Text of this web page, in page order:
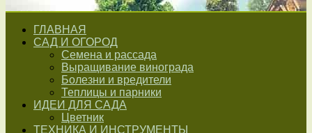
ГЛАВНАЯ
САД И ОГОРОД
Семена и рассада
Выращивание винограда
Болезни и вредители
Теплицы и парники
ИДЕИ ДЛЯ САДА
Цветник
ТЕХНИКА И ИНСТРУМЕНТЫ